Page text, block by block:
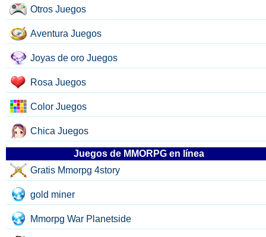
Otros Juegos
Aventura Juegos
Joyas de oro Juegos
Rosa Juegos
Color Juegos
Chica Juegos
Juegos de MMORPG en línea
Gratis Mmorpg 4story
gold miner
Mmorpg War Planetside